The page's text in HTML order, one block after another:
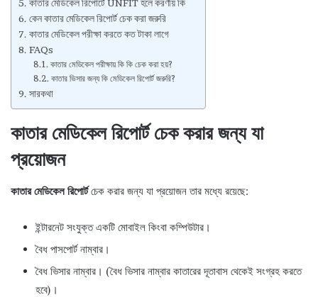
কাতার মেডিকেল রিপোর্টে UNFIT হলে করণীয় কি
কেন কাতার মেডিকেল রিপোর্ট চেক করা জরুরি
কাতার মেডিকেল পরীক্ষা করতে কত টাকা লাগে
FAQs
কাতার মেডিকেল পরীক্ষায় কি কি চেক করা হয়?
কাতার ভিসার জন্য কি মেডিকেল রিপোর্ট জরুরি?
সারকথা
কাতার মেডিকেল রিপোর্ট চেক করার জন্য যা
প্রয়োজন
কাতার মেডিকেল রিপোর্টচেক করার জন্য যা প্রয়োজন তার মধ্যে রয়েছে:
ইন্টারনেট সংযুক্ত একটি মোবাইল কিংবা কম্পিউটার।
বৈধ পাসপোর্ট নাম্বার।
বৈধ ভিসার নাম্বার। (বৈধ ভিসার নাম্বার কাতারের দূতাবাস থেকেই সংগ্রহ করতে
হবে)।